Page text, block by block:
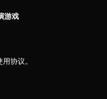
游戏
协议。